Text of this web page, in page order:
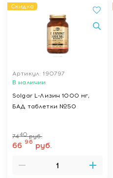
Скидка
Артикул: 190797
В наличии
Solgar L-Лизин 1000 мг,
БАД таблетки №50
7440 руб.
66 96 руб.